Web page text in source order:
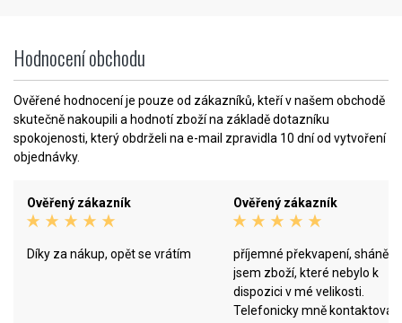
Hodnocení obchodu
Ověřené hodnocení je pouze od zákazníků, kteří v našem obchodě
skutečně nakoupili a hodnotí zboží na základě dotazníku
spokojenosti, který obdrželi na e-mail zpravidla 10 dní od vytvoření
objednávky.
Ověřený zákazník
Díky za nákup, opět se vrátím
Ověřený zákazník
příjemné překvapení, sháněla
jsem zboží, které nebylo k
dispozici v mé velikosti.
Telefonicky mně kontaktovali,